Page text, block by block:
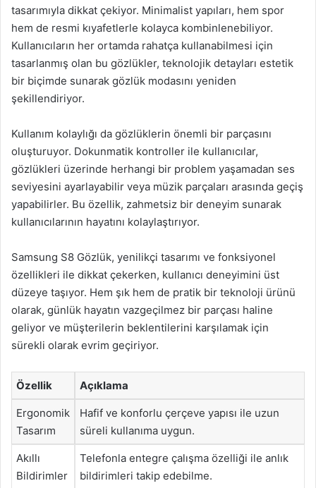
tasarımıyla dikkat çekiyor. Minimalist yapıları, hem spor
hem de resmi kıyafetlerle kolayca kombinlenebiliyor.
Kullanıcıların her ortamda rahatça kullanabilmesi için
tasarlanmış olan bu gözlükler, teknolojik detayları estetik
bir biçimde sunarak gözlük modasını yeniden
şekillendiriyor.
Kullanım kolaylığı da gözlüklerin önemli bir parçasını
oluşturuyor. Dokunmatik kontroller ile kullanıcılar,
gözlükleri üzerinde herhangi bir problem yaşamadan ses
seviyesini ayarlayabilir veya müzik parçaları arasında geçiş
yapabilirler. Bu özellik, zahmetsiz bir deneyim sunarak
kullanıcılarının hayatını kolaylaştırıyor.
Samsung S8 Gözlük, yenilikçi tasarımı ve fonksiyonel
özellikleri ile dikkat çekerken, kullanıcı deneyimini üst
düzeye taşıyor. Hem şık hem de pratik bir teknoloji ürünü
olarak, günlük hayatın vazgeçilmez bir parçası haline
geliyor ve müşterilerin beklentilerini karşılamak için
sürekli olarak evrim geçiriyor.
Özellik Açıklama
Ergonomik
Tasarım
Hafif ve konforlu çerçeve yapısı ile uzun
süreli kullanıma uygun.
Akıllı
Bildirimler
Telefonla entegre çalışma özelliği ile anlık
bildirimleri takip edebilme.